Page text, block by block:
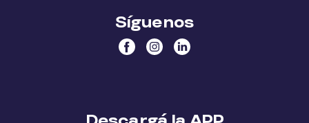
Síguenos